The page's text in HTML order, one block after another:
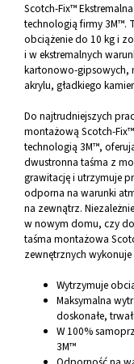
Scotch-Fix™
technologią firmy 3M™.
obciążenie do 10 kg i
i w ekstremalnych
kartonowo-gipsowych,
akrylu, gładkiego
Do najtrudniejszych
montażową Scotch-
technologią 3M™,
dwustronna taśma z
grawitację i utrzymuje
odporna na warunki
na zewnątrz.
w nowym domu, czy
taśma montażowa
zewnętrznych
Wytrzymuje
Maksymalna
doskonałe,
W 100%
3M™